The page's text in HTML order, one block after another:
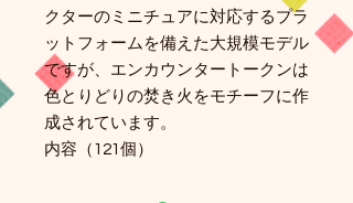
クターのミニチュアに対応するプラ
ットフォームを備えた大規模モデル
ですが、エンカウンタートークンは
色とりどりの焚き火をモチーフに作
成されています。
内容（121個）